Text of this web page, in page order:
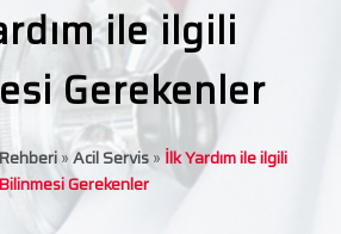
ile ilgili
Gerekenler
»Acil Servis» İlk Yardım ile ilgili
Bilinmesi Gerekenler